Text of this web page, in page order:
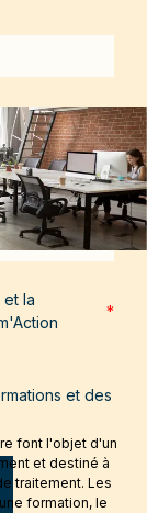
la
*
et des
font l'objet d'un
et destiné à
traitement. Les
formation, le